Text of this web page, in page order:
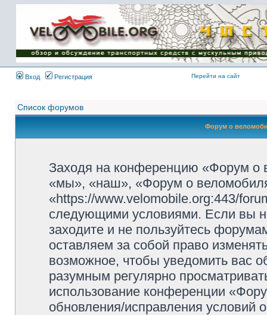
Имя пользователя:
Пароль:
{ LOG_ME_IN_SHORT
}
Вход
Регистрация Перейти на сайт
Список форумов
Форум о
Заходя на конференцию «Форум о
«мы», «наш», «Форум о
«https://www.velomobile.org:443/
следующими условиями. Если вы
заходите и не пользуйтесь
оставляем за собой право
возможное, чтобы уведомить вас
разумным регулярно
использование конференции
обновления/исправления условий